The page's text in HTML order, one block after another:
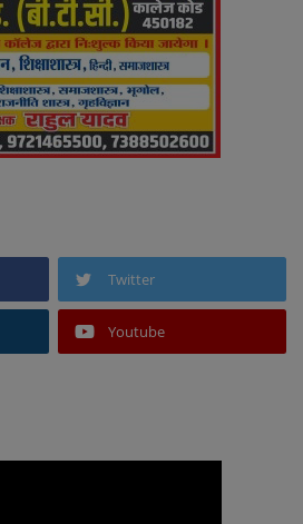
Twitter
Youtube